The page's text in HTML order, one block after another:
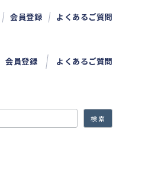
会員登録 よくあるご質問
会員登録 よくあるご質問
検索